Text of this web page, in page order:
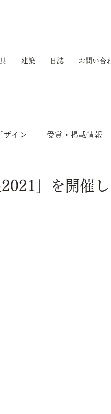
建築 日誌 お問い合
ザイン 受賞・掲載情報
」を開催し